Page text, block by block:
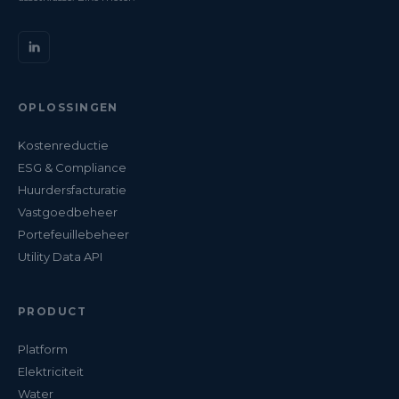
OPLOSSINGEN
Kostenreductie
ESG & Compliance
Huurdersfacturatie
Vastgoedbeheer
Portefeuillebeheer
Utility Data API
PRODUCT
Platform
Elektriciteit
Water